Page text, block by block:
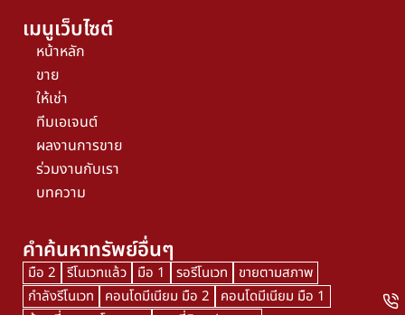
เมนูเว็บไซต์
หน้าหลัก
ขาย
ให้เช่า
ทีมเอเจนต์
ผลงานการขาย
ร่วมงานกับเรา
บทความ
คำค้นหาทรัพย์อื่นๆ
มือ 2 รีโนเวทแล้ว มือ 1 รอรีโนเวท
ขายตามสภาพ
กำลังรีโนเวท
คอนโดมีเนียม มือ 2
คอนโดมีเนียม มือ 1